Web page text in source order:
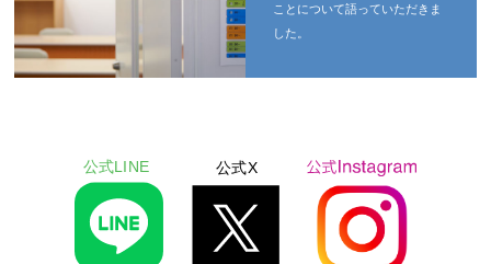
ことについて語っていただきま
した。